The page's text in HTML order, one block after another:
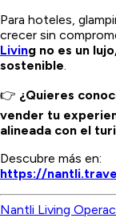
Para hoteles,
crecer sin
Living no es un
sostenible.
👉 ¿Quieres
vender tu
alineada con el
Descubre más en:
https://
Nantli Living